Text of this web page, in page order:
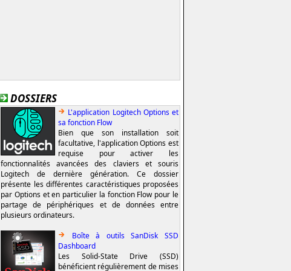
DOSSIERS
L'application Logitech Options et
sa fonction Flow
Bien que son installation soit
facultative, l'application Options est
requise pour activer les
fonctionnalités avancées des claviers et souris
Logitech de dernière génération. Ce dossier
présente les différentes caractéristiques proposées
par Options et en particulier la fonction Flow pour le
partage de périphériques et de données entre
plusieurs ordinateurs.
Boîte à outils SanDisk SSD
Dashboard
Les Solid-State Drive (SSD)
bénéficient régulièrement de mises